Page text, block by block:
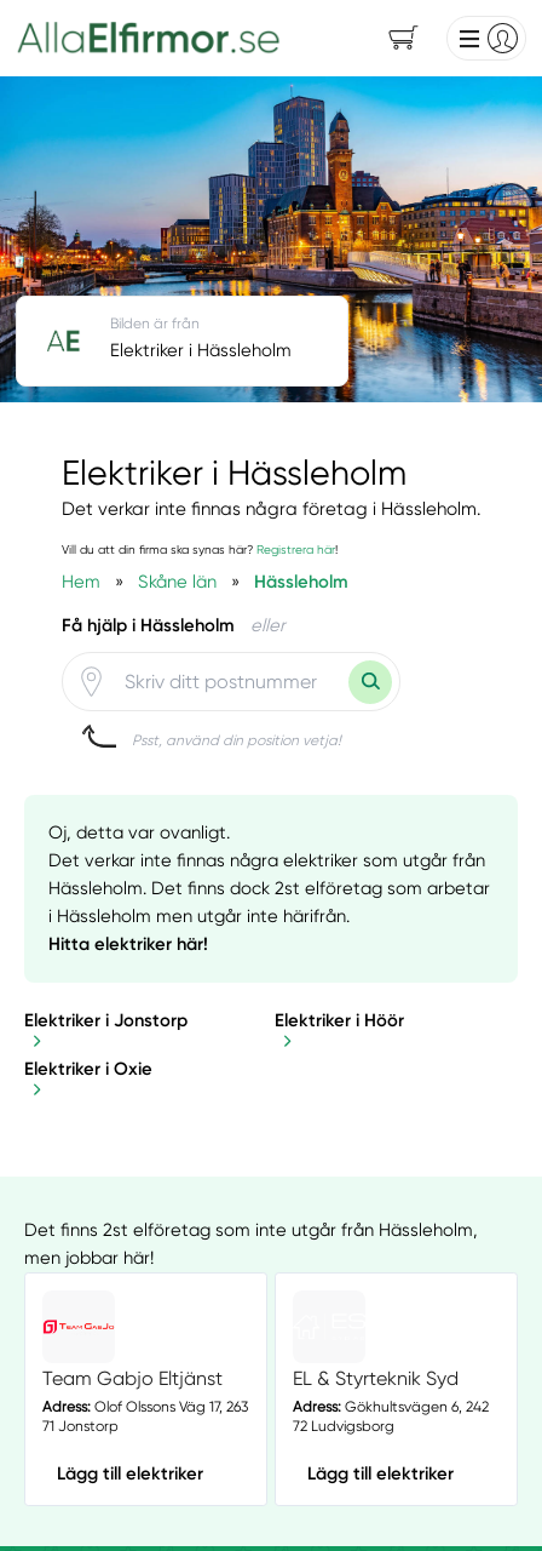
Elektriker i Hässleholm
Det verkar inte finnas några företag i Hässleholm.
Vill du att din firma ska synas här? Registrera här!
Hem » Skåne län » Hässleholm
Få hjälp i Hässleholm eller
Psst, använd din position vetja!
Bilden är från
Elektriker i Hässleholm
Oj, detta var ovanligt.
Det verkar inte finnas några elektriker som utgår från
Hässleholm. Det finns dock 2st elföretag som arbetar
i Hässleholm men utgår inte härifrån.
Hitta elektriker här!
Elektriker i Jonstorp Elektriker i Höör
Elektriker i Oxie
Det finns 2st elföretag som inte utgår från Hässleholm,
men jobbar här!
Team Gabjo Eltjänst
Adress:Olof Olssons Väg 17, 263
71 Jonstorp
Lägg till elektriker
EL & Styrteknik Syd
Adress:Gökhultsvägen 6, 242
72 Ludvigsborg
Lägg till elektriker